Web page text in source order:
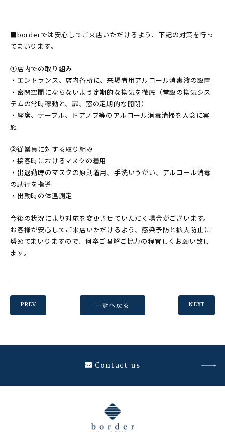
■borderでは安心してご来店いただけるよう、下記の対策を行っ
てまいります。
①店内での取り組み
・エントランス、店内各所に、来場者用アルコール消毒液の設置
・密閉空間にならないよう定期的な換気を徹底（常設の換気シス
テムの常時稼動と、扉、窓の定期的な開閉）
・座席、テーブル、ドアノブ等のアルコール消毒清掃を入念に実
施
②従業員に対する取り組み
・接客時におけるマスクの着用
・出退勤時のマスクの原則着用、手洗いうがい、アルコール消毒
の励行を指導
・出勤時の体温測定
今後の状況により対応を変更させていただく場合がございます。
お客様が安心してご来店いただけるよう、感染予防と拡大防止に
努めてまいりますので、何卒ご理解ご協力の程宜しくお願い致し
ます。
一覧へ戻る
PREV NEXT
Contact us